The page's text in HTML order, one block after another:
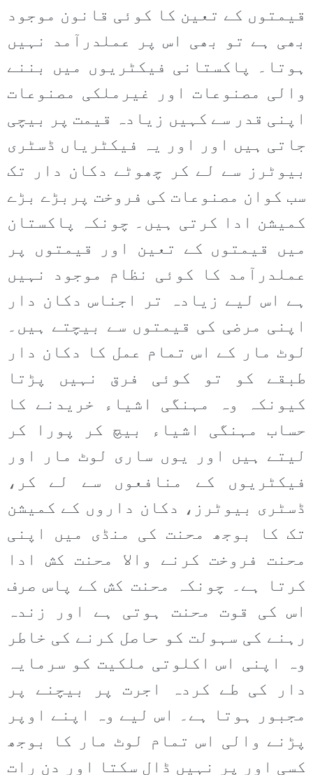
قیمتوں کے تعین کا کوئی قانون موجود
بھی ہے تو بھی اس پر عملدرآمد نہیں
ہوتا۔ پاکستانی فیکٹریوں میں بننے
والی مصنوعات اور غیرملکی مصنوعات
اپنی قدر سے کہیں زیادہ قیمت پر بیچی
جاتی ہیں اور اور یہ فیکٹریاں ڈسٹری
بیوٹرز سے لے کر چھوٹے دکان دار تک
سب کوان مصنوعات کی فروخت پربڑے بڑے
کمیشن ادا کرتی ہیں۔ چونکہ پاکستان
میں قیمتوں کے تعین اور قیمتوں پر
عملدرآمد کا کوئی نظام موجود نہیں
ہے اس لیے زیادہ تر اجناس دکان دار
اپنی مرضی کی قیمتوں سے بیچتے ہیں۔
لوٹ مار کے اس تمام عمل کا دکان دار
طبقے کو تو کوئی فرق نہیں پڑتا
کیونکہ وہ مہنگی اشیاء خریدنے کا
حساب مہنگی اشیاء بیچ کر پورا کر
لیتے ہیں اور یوں ساری لوٹ مار اور
فیکٹریوں کے منافعوں سے لے کر،
ڈسٹری بیوٹرز، دکان داروں کے کمیشن
تک کا بوجھ محنت کی منڈی میں اپنی
محنت فروخت کرنے والا محنت کش ادا
کرتا ہے۔ چونکہ محنت کش کے پاس صرف
اس کی قوت محنت ہوتی ہے اور زندہ
رہنے کی سہولت کو حاصل کرنے کی خاطر
وہ اپنی اس اکلوتی ملکیت کو سرمایہ
دار کی طے کردہ اجرت پر بیچنے پر
مجبور ہوتا ہے۔ اس لیے وہ اپنے اوپر
پڑنے والی اس تمام لوٹ مار کا بوجھ
کسی اور پر نہیں ڈال سکتا اور دن رات